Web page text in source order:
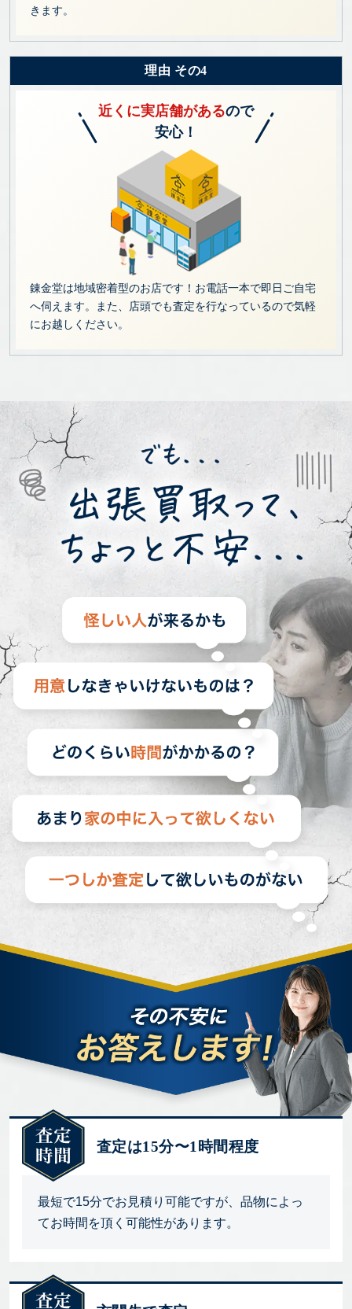
きます。
理由 その4
近くに実店舗があるので
安心！
錬金堂は地域密着型のお店です！お電話一本で即日ご自宅
へ伺えます。また、店頭でも査定を行なっているので気軽
にお越しください。
査定は15分〜1時間程度
最短で15分でお見積り可能ですが、品物によっ
てお時間を頂く可能性があります。